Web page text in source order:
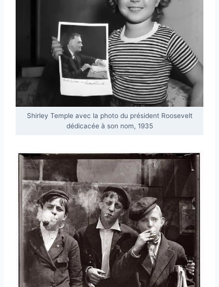
Shirley Temple avec la photo du président Roosevelt
dédicacée à son nom, 1935